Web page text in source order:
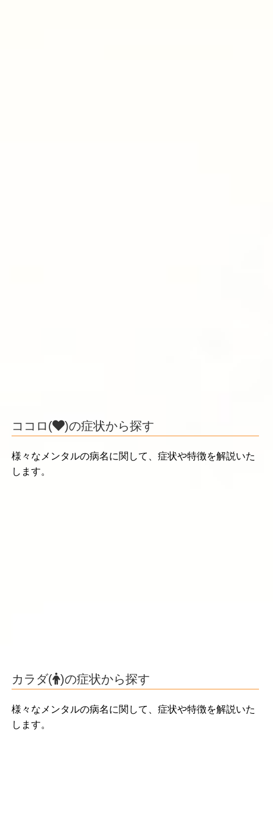
ココロ( )の症状から探す
様々なメンタルの病名に関して、症状や特徴を解説いた
します。
カラダ( )の症状から探す
様々なメンタルの病名に関して、症状や特徴を解説いた
します。